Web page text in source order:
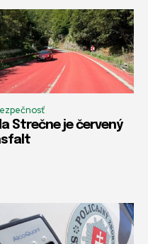
Strečne je červený